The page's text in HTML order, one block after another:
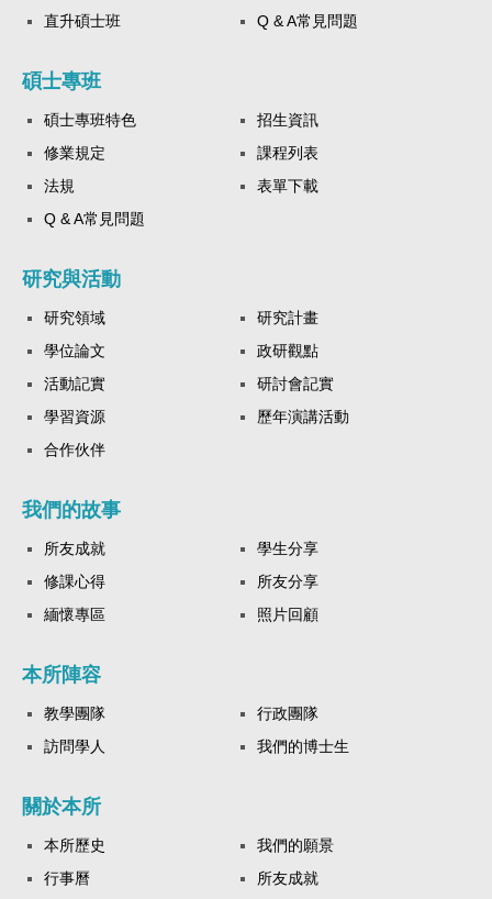
直升碩士班
Q & A常見問題
碩士專班
碩士專班特色
招生資訊
修業規定
課程列表
法規
表單下載
Q & A常見問題
研究與活動
研究領域
研究計畫
學位論文
政研觀點
活動記實
研討會記實
學習資源
歷年演講活動
合作伙伴
我們的故事
所友成就
學生分享
修課心得
所友分享
緬懷專區
照片回顧
本所陣容
教學團隊
行政團隊
訪問學人
我們的博士生
關於本所
本所歷史
我們的願景
行事曆
所友成就